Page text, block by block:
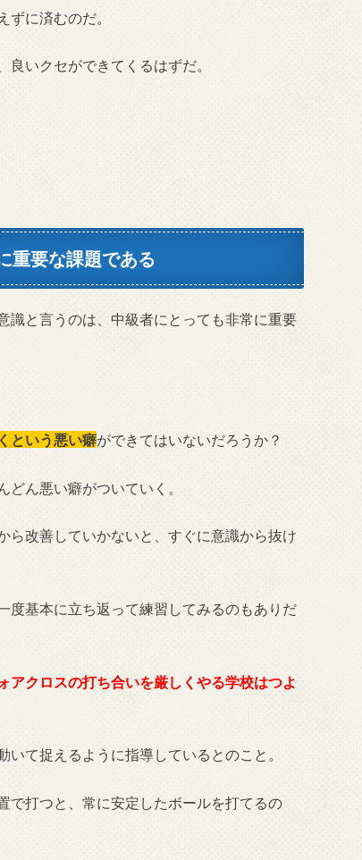
に済むのだ。
いクセができてくるはずだ。
重要な課題である
識と言うのは、中級者にとっても非常に重要
という悪い癖ができてはいないだろうか？
ん悪い癖がついていく。
ら改善していかないと、すぐに意識から抜け
度基本に立ち返って練習してみるのもありだ
ォアクロスの打ち合いを厳しくやる学校はつよ
て捉えるように指導しているとのこと。
で打つと、常に安定したボールを打てるの